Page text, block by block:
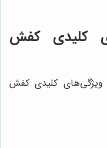
کلیدی کفش
ویژگی‌های کلیدی کفش